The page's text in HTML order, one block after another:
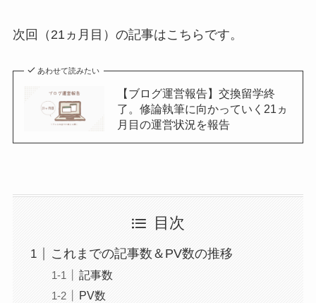
次回（21ヵ月目）の記事はこちらです。
あわせて読みたい
【ブログ運営報告】交換留学終
了。修論執筆に向かっていく21ヵ
月目の運営状況を報告
目次
これまでの記事数＆PV数の推移
記事数
PV数